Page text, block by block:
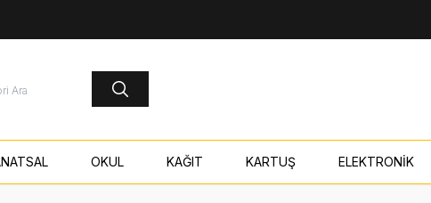
OKUL KAĞIT KARTUŞ ELEKTRONİK